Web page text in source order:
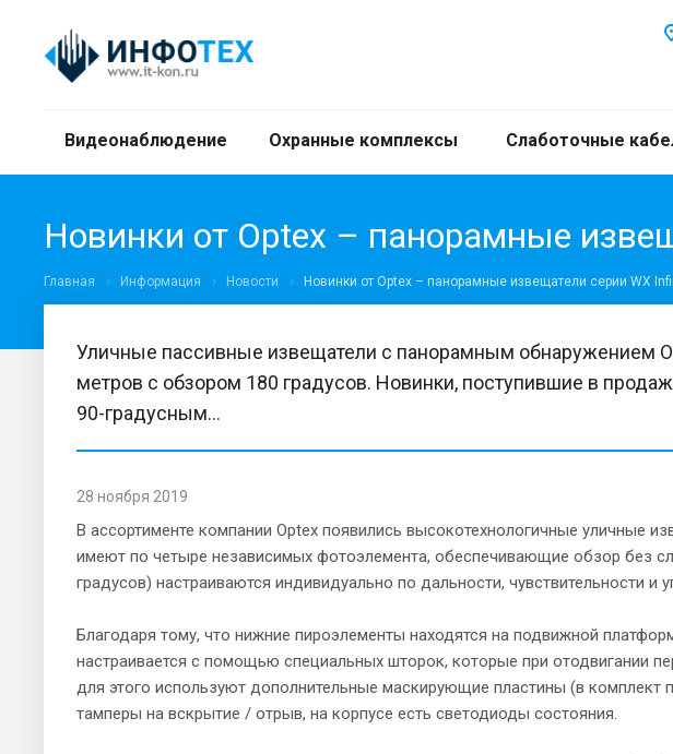
Видеонаблюдение Охранные комплексы Слаботочные
Новинки от Optex – панорамные
Главная Информация Новости Новинки от Optex – панорамные извещатели серии WX
Уличные пассивные извещатели с панорамным обнаружением
метров с обзором 180 градусов. Новинки, поступившие в
90-градусным...
28 ноября 2019
В ассортименте компании Optex появились высокотехнологичные уличные
имеют по четыре независимых фотоэлемента, обеспечивающие обзор без
градусов) настраиваются индивидуально по дальности, чувствительности и
Благодаря тому, что нижние пироэлементы находятся на подвижной
настраивается с помощью специальных шторок, которые при отодвигании
для этого используют дополнительные маскирующие пластины (в комплект
тамперы на вскрытие / отрыв, на корпусе есть светодиоды состояния.